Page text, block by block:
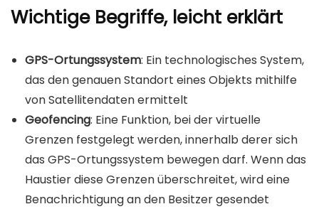
Wichtige Begriffe, leicht erklärt
GPS-Ortungssystem: Ein technologisches System,
das den genauen Standort eines Objekts mithilfe
von Satellitendaten ermittelt
Geofencing: Eine Funktion, bei der virtuelle
Grenzen festgelegt werden, innerhalb derer sich
das GPS-Ortungssystem bewegen darf. Wenn das
Haustier diese Grenzen überschreitet, wird eine
Benachrichtigung an den Besitzer gesendet